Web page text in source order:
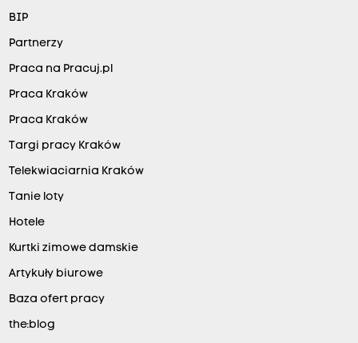
BIP
Partnerzy
Praca na Pracuj.pl
Praca Kraków
Praca Kraków
Targi pracy Kraków
Telekwiaciarnia Kraków
Tanie loty
Hotele
Kurtki zimowe damskie
Artykuły biurowe
Baza ofert pracy
the:blog